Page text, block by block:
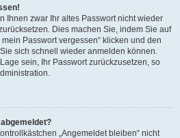
Ihnen zwar Ihr altes Passwort nicht wieder
Dies machen Sie, indem Sie auf
Passwort vergessen“ klicken und den
sich schnell wieder anmelden können.
sein, Ihr Passwort zurückzusetzen, so
„Angemeldet bleiben“ nicht